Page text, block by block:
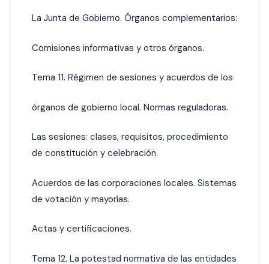
La Junta de Gobierno. Órganos complementarios:
Comisiones informativas y otros órganos.
Tema 11. Régimen de sesiones y acuerdos de los
órganos de gobierno local. Normas reguladoras.
Las sesiones: clases, requisitos, procedimiento
de constitución y celebración.
Acuerdos de las corporaciones locales. Sistemas
de votación y mayorías.
Actas y certificaciones.
Tema 12. La potestad normativa de las entidades